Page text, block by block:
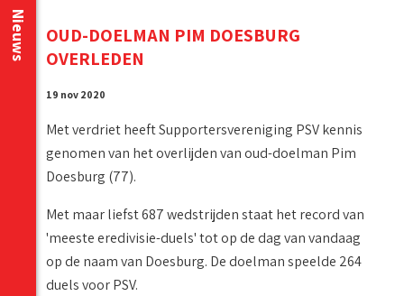
Nieuws
OUD-DOELMAN PIM DOESBURG
OVERLEDEN
19 nov 2020
Met verdriet heeft Supportersvereniging PSV kennis
genomen van het overlijden van oud-doelman Pim
Doesburg (77).
Met maar liefst 687 wedstrijden staat het record van
'meeste eredivisie-duels' tot op de dag van vandaag
op de naam van Doesburg. De doelman speelde 264
duels voor PSV.